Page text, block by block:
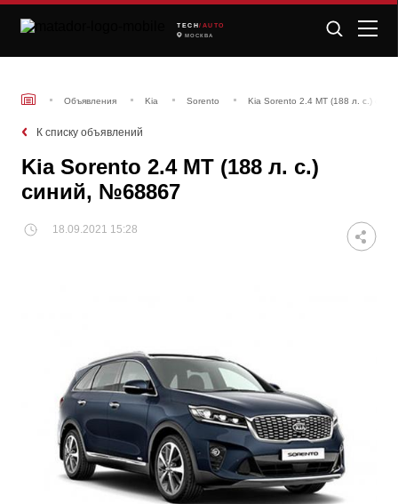
TECH /AUTO
МОСКВА
Объявления Kia Sorento Kia Sorento 2.4 MT (188 л. с.)
К списку объявлений
Kia Sorento 2.4 MT (188 л. с.)
синий, №68867
18.09.2021 15:28